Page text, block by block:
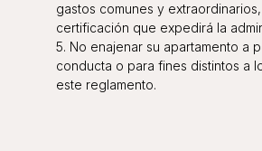
gastos comunes y
certificación que expedirá la
5. No enajenar su apartamento a
conducta o para fines distintos a
este reglamento.